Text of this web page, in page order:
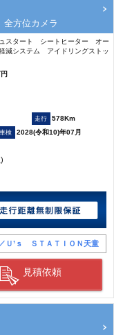
方位カメラ
スタート シートヒーター オー
減システム アイドリングストッ
578Km
2028(令和10)年07月
Ｕ’ｓ ＳＴＡＴＩＯＮ天童
見積依頼